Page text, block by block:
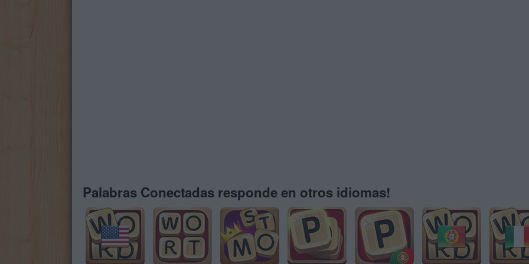
Palabras Conectadas responde en otros idiomas!